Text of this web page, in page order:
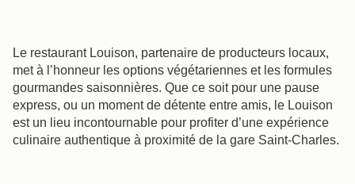
Le restaurant Louison, partenaire de producteurs locaux,
met à l’honneur les options végétariennes et les formules
gourmandes saisonnières. Que ce soit pour une pause
express, ou un moment de détente entre amis, le Louison
est un lieu incontournable pour profiter d’une expérience
culinaire authentique à proximité de la gare Saint-Charles.